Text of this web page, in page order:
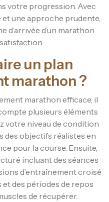
votre progression. Avec
une approche prudente,
d’arrivée d’un marathon
un plan
marathon ?
marathon efficace, il
plusieurs éléments
votre niveau de condition
des objectifs réalistes en
pour la course. Ensuite,
incluant des séances
d’entraînement croisé
des périodes de repos
de récupérer.